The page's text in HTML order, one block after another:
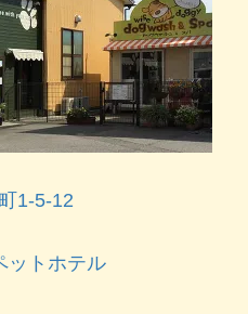
1-5-12
ットホテル